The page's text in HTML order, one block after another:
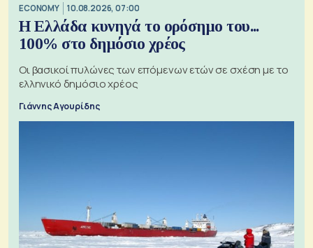
ECONOMY 10.08.2026, 07:00
Η Ελλάδα κυνηγά το ορόσημο του...
100% στο δημόσιο χρέος
Οι βασικοί πυλώνες των επόμενων ετών σε σχέση με το
ελληνικό δημόσιο χρέος
Γιάννης Αγουρίδης